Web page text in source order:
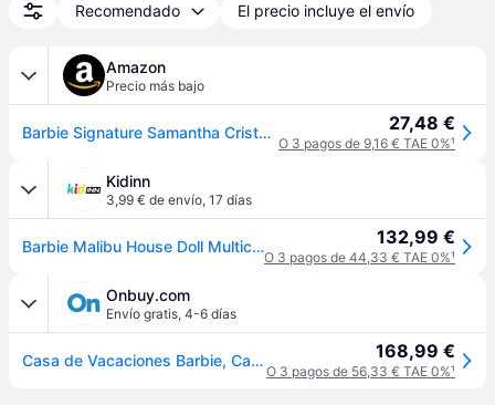
Recomendado El precio incluye el envío
Amazon
Precio más bajo
Barbie Signature Samantha Cristoforetti, muñeca Astronauta de colección de Juguete (Mattel GTJ81) 27,48 €
O 3 pagos de 9,16 € TAE 0%¹
Kidinn
3,99 € de envío, 17 días
Barbie Malibu House Doll Multicolor Niños 132,99 €
O 3 pagos de 44,33 € TAE 0%¹
Onbuy.com
Envío gratis, 4-6 días
Casa de Vacaciones Barbie, Casa de 2 Plantas Totalmente Amueblada con 6 Áreas de Juego, Ascensor y 30 Accesorios 168,99 €
O 3 pagos de 56,33 € TAE 0%¹